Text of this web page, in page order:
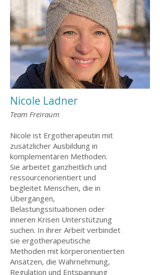
Nicole Ladner
Team Freiraum
Nicole ist Ergotherapeutin mit
zusätzlicher Ausbildung in
komplementären Methoden.
Sie arbeitet ganzheitlich und
ressourcenorientiert und
begleitet Menschen, die in
Übergängen,
Belastungssituationen oder
inneren Krisen Unterstützung
suchen. In ihrer Arbeit verbindet
sie ergotherapeutische
Methoden mit körperorientierten
Ansätzen, die Wahrnehmung,
Regulation und Entspannung